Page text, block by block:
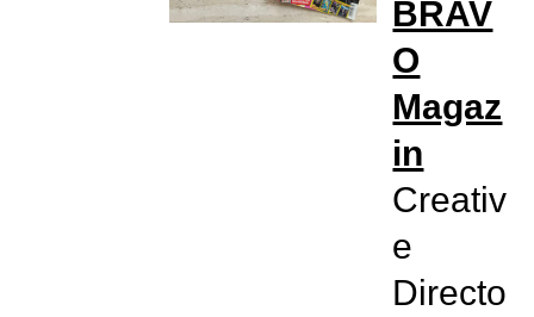
BRAV
O
Magaz
in
Creativ
e
Directo